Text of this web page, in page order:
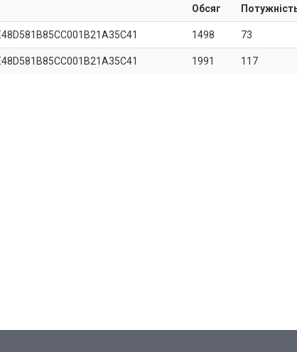
Обсяг
1498 73
1991 117